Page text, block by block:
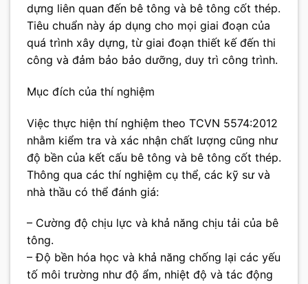
dựng liên quan đến bê tông và bê tông cốt thép.
Tiêu chuẩn này áp dụng cho mọi giai đoạn của
quá trình xây dựng, từ giai đoạn thiết kế đến thi
công và đảm bảo bảo dưỡng, duy trì công trình.
Mục đích của thí nghiệm
Việc thực hiện thí nghiệm theo TCVN 5574:2012
nhằm kiểm tra và xác nhận chất lượng cũng như
độ bền của kết cấu bê tông và bê tông cốt thép.
Thông qua các thí nghiệm cụ thể, các kỹ sư và
nhà thầu có thể đánh giá:
– Cường độ chịu lực và khả năng chịu tải của bê
tông.
– Độ bền hóa học và khả năng chống lại các yếu
tố môi trường như độ ẩm, nhiệt độ và tác động